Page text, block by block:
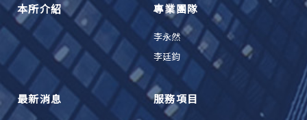
本所介紹 專業團隊
李永然
李廷鈞
最新消息 服務項目